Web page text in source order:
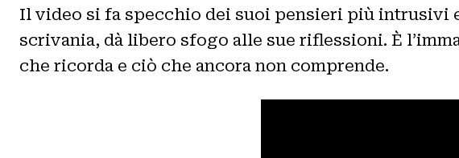
Il video si fa specchio dei suoi pensieri più intrusivi
scrivania, dà libero sfogo alle sue riflessioni. È
che ricorda e ciò che ancora non comprende.